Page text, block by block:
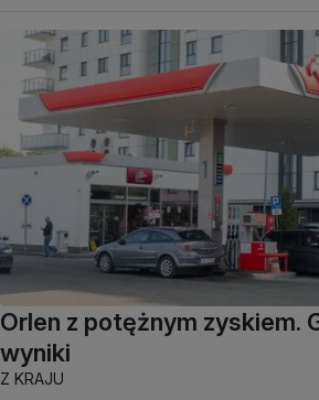
Orlen z potężnym zyskiem.
wyniki
Z KRAJU